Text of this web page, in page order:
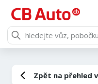
Zpět na přehled